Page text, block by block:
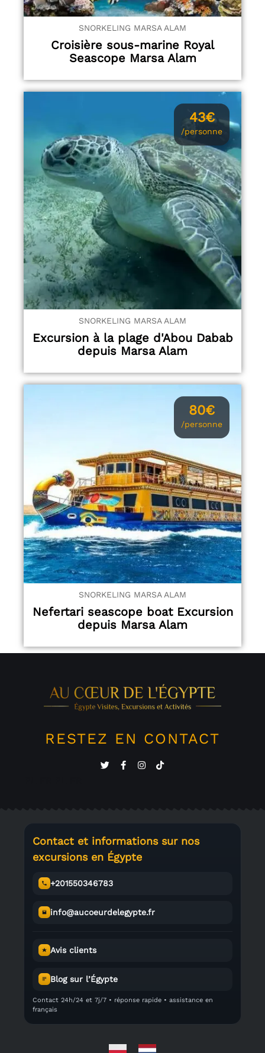
SNORKELING MARSA ALAM
Croisière sous-marine Royal
Seascope Marsa Alam
43€
/personne
SNORKELING MARSA ALAM
Excursion à la plage d'Abou Dabab
depuis Marsa Alam
80€
/personne
SNORKELING MARSA ALAM
Nefertari seascope boat Excursion
depuis Marsa Alam
RESTEZ EN CONTACT
Contact et informations sur nos
excursions en Égypte
+201550346783
info@aucoeurdelegypte.fr
Avis clients
Blog sur l’Égypte
Contact 24h/24 et 7j/7 • réponse rapide • assistance en
français